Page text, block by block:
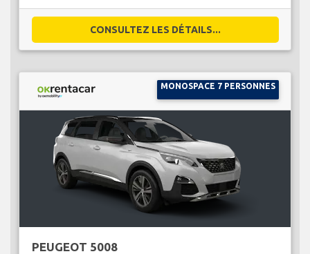
CONSULTEZ LES DÉTAILS...
MONOSPACE 7 PERSONNES
PEUGEOT 5008